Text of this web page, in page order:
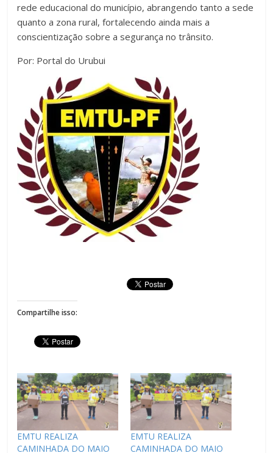
rede educacional do município, abrangendo tanto a sede
quanto a zona rural, fortalecendo ainda mais a
conscientização sobre a segurança no trânsito.
Por: Portal do Urubui
Compartilhe isso:
EMTU REALIZA
CAMINHADA DO MAIO
EMTU REALIZA
CAMINHADA DO MAIO